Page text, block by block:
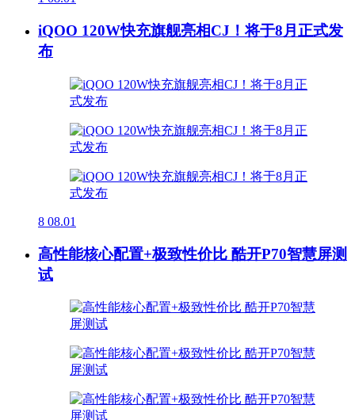
iQOO 120W快充旗舰亮相CJ！将于8月正式发
布
8 08.01
高性能核心配置+极致性价比 酷开P70智慧屏测
试